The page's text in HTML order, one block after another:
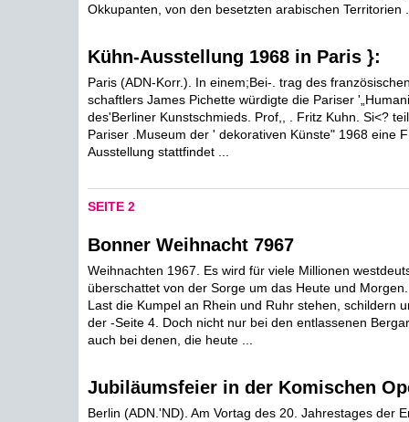
Okkupanten, von den besetzten arabischen Territorien
Kühn-Ausstellung 1968 in Paris }:
Paris (ADN-Korr.). In einem;Bei-. trag des
schaftlers James Pichette würdigte die Pariser
des'Berliner Kunstschmieds. Prof,, . Fritz Kuhn. Si<?
Pariser .Museum der ' dekorativen Künste" 1968 eine
Ausstellung stattfindet ...
SEITE 2
Bonner Weihnacht 7967
Weihnachten 1967. Es wird für viele Millionen
überschattet von der Sorge um das Heute und
Last die Kumpel an Rhein und Ruhr stehen, schildern
der -Seite 4. Doch nicht nur bei den entlassenen
auch bei denen, die heute ...
Jubiläumsfeier in der Komischen
Berlin (ADN.'ND). Am Vortag des 20. Jahrestages der